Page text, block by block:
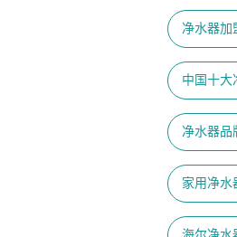
净水器加
中国十大
净水器品
家用净水